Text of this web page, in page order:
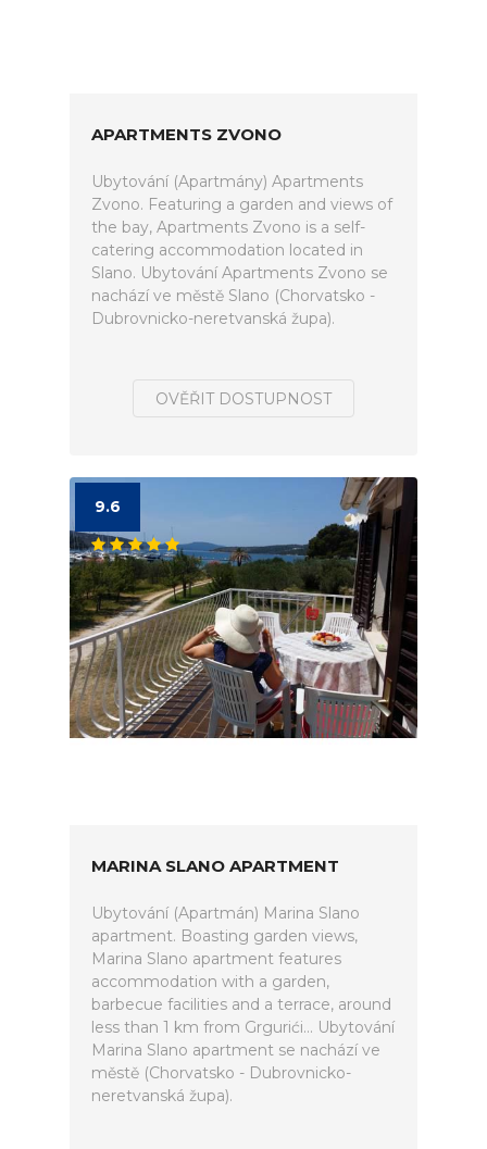
APARTMENTS ZVONO
Ubytování (Apartmány) Apartments
Zvono. Featuring a garden and views of
the bay, Apartments Zvono is a self-
catering accommodation located in
Slano. Ubytování Apartments Zvono se
nachází ve městě Slano (Chorvatsko -
Dubrovnicko-neretvanská župa).
OVĚŘIT DOSTUPNOST
9.6
MARINA SLANO APARTMENT
Ubytování (Apartmán) Marina Slano
apartment. Boasting garden views,
Marina Slano apartment features
accommodation with a garden,
barbecue facilities and a terrace, around
less than 1 km from Grgurići... Ubytování
Marina Slano apartment se nachází ve
městě (Chorvatsko - Dubrovnicko-
neretvanská župa).